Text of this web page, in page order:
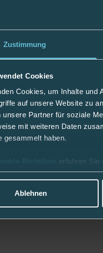
Zustimmung
Cookies
Cookies, um Inhalte und
auf unsere Website zu
unsere Partner für soziale
mit weiteren Daten
gesammelt haben.
erfahren Sie
Ablehnen
cm breiten Gummiband,
der Gurt sicher und fest
mit Gürtellasche
erstattet